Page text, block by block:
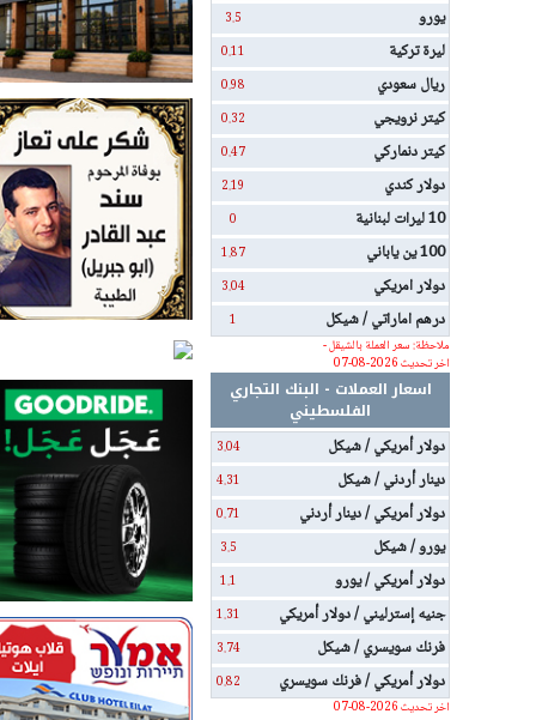
يورو 3.5
ليرة تركية 0.11
ريال سعودي 0.98
كيتر نرويجي 0.32
كيتر دنماركي 0.47
دولار كندي 2.19
10 ليرات لبنانية 0
100 ين ياباني 1.87
دولار امريكي 3.04
درهم اماراتي / شيكل
1
ملاحظة: سعر العملة بالشيقل -
اخر تحديث 2026-08-07
اسعار العملات - البنك التجاري
الفلسطيني
دولار أمريكي / شيكل
3.04
دينار أردني / شيكل 4.31
دولار أمريكي / دينار أردني 0.71
يورو / شيكل 3.5
دولار أمريكي / يورو 1.1
جنيه إسترليني / دولار أمريكي 1.31
فرنك سويسري / شيكل 3.74
دولار أمريكي / فرنك سويسري
0.82
اخر تحديث 2026-08-07